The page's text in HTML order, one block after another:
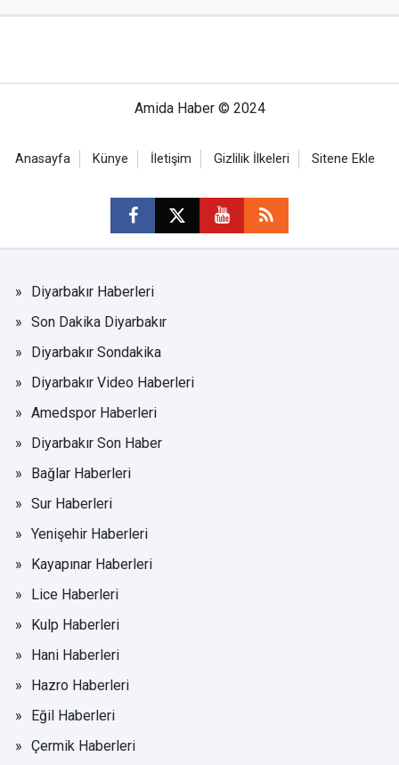
Amida Haber © 2024
Anasayfa Künye İletişim Gizlilik İlkeleri Sitene Ekle
Diyarbakır Haberleri
Son Dakika Diyarbakır
Diyarbakır Sondakika
Diyarbakır Video Haberleri
Amedspor Haberleri
Diyarbakır Son Haber
Bağlar Haberleri
Sur Haberleri
Yenişehir Haberleri
Kayapınar Haberleri
Lice Haberleri
Kulp Haberleri
Hani Haberleri
Hazro Haberleri
Eğil Haberleri
Çermik Haberleri